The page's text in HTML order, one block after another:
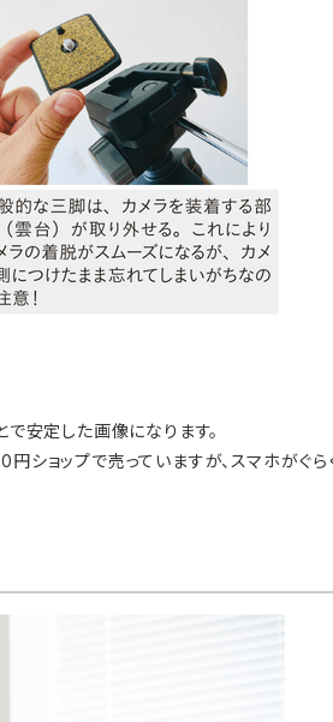
で安定した画像になります。
ショップで売っていますが、スマホがぐら